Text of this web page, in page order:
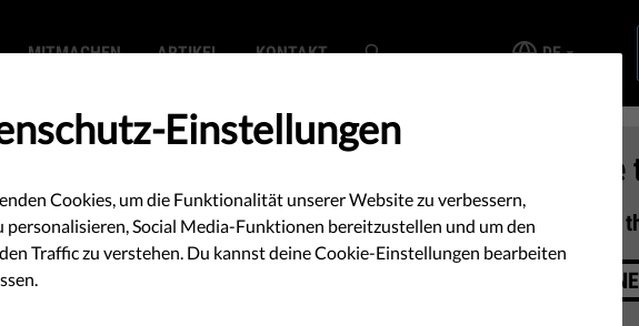
MITMACHEN ARTIKEL KONTAKT DE
nicht am
Select
Einstellungen
Cookies, um die Funktionalität unserer Website zu verbessern,
personalisieren, Social Media-Funktionen bereitzustellen und um den
Traffic zu verstehen. Du kannst deine Cookie-Einstellungen bearbeiten